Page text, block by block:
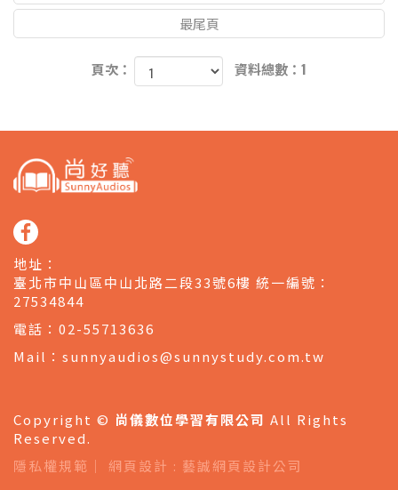
最尾頁
頁次： 資料總數：1
地址 ：
臺北市中山區中山北路二段33號6樓 統一編號：
27534844
電話 ： 02-55713636
Mail ： sunnyaudios@sunnystudy.com.tw
Copyright © 尚儀數位學習有限公司 All Rights
Reserved.
隱私權規範 ｜ 網頁設計 : 藝誠網頁設計公司